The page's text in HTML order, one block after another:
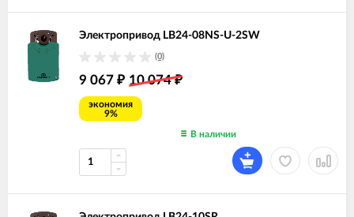
Электропривод LB24-08NS-U-2SW
(0)
9 067 ₽ 10 074₽
экономия
9%
В наличии